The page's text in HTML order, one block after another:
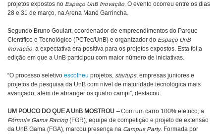
projetos expostos no Espaço UnB Inovação. O evento ocorreu entre os dias
28 e 31 de março, na Arena Mané Garrincha.
Segundo Bruno Goulart, coordenador de empreendimentos do Parque
Científico e Tecnológico (PCTec/UnB) e organizador do Espaço UnB
Inovação, a expectativa era positiva para os projetos expostos. Esta foi a
edição em que a UnB participou com maior número de iniciativas.
“O processo seletivo escolheu projetos, startups, empresas juniores e
projetos de pesquisa da UnB com nível de maturidade tecnológica mais
avançado, além de abranger os quatro campi”, destacou.
UM POUCO DO QUE A UnB MOSTROU –Com um carro 100% elétrico, a
Fórmula Gama Racing (FGR), equipe de competição e projeto de extensão
da UnB Gama (FGA), marcou presença na Campus Party. Formada por